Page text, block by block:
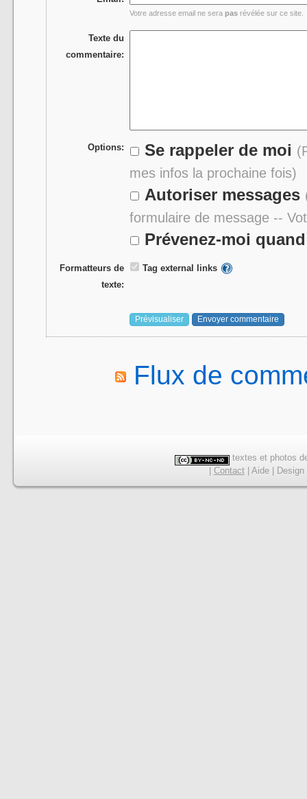
Votre adresse email ne serapas révélée sur ce site.
Texte du
commentaire:
Options: Se rappeler de moi
mes infos la prochaine fois)
Autoriser messages
formulaire de message --
Prévenez-moi
Formatteurs de
texte:
Tag external links
Flux de
textes et photos
Contact| Aide| Design